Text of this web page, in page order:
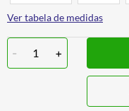
Ver tabela de medidas
- 1 +